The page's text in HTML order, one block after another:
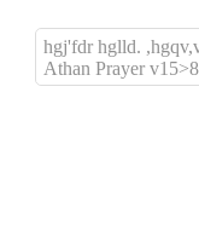
hgj'fdr hglld.
Athan Prayer